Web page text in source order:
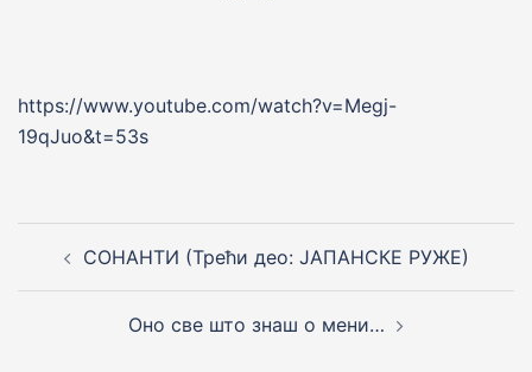
https://www.youtube.com/watch?v=Megj-
19qJuo&t=53s
Post
navigation
СОНАНТИ (Трећи део: ЈАПАНСКЕ РУЖЕ)
Оно све што знаш о мени…